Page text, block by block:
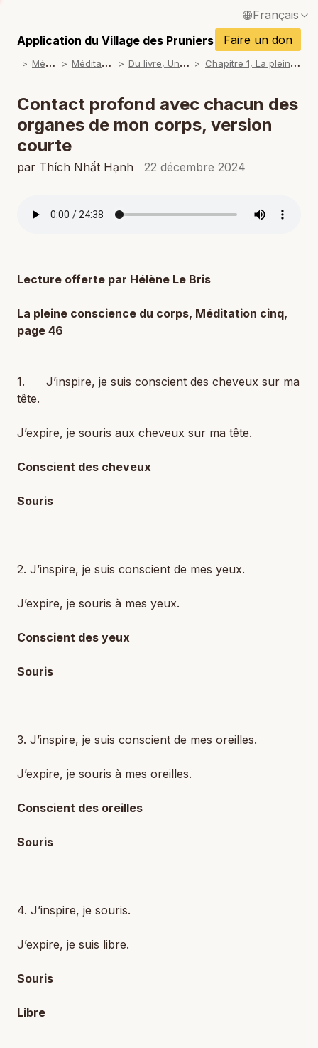
Français
English / Anglais
Español / Espagnol
Deutsch / Allemand
Italiano / Italien
ภาษาไทย / Thaï
Application du Village des Pruniers
Faire un don
M
éditations M
éditations guidées D
u livre, Un lotus s'épanouit C
hapitre 1, La pleine conscience du corps
Contact profond avec chacun des
organes de mon corps, version
courte
par Thích Nhất Hạnh 22 décembre 2024
Lecture offerte par Hélène Le Bris
La pleine conscience du corps, Méditation cinq,
page 46
1. J’inspire, je suis conscient des cheveux sur ma
tête.
J’expire, je souris aux cheveux sur ma tête.
Conscient des cheveux
Souris
2. J’inspire, je suis conscient de mes yeux.
J’expire, je souris à mes yeux.
Conscient des yeux
Souris
3. J’inspire, je suis conscient de mes oreilles.
J’expire, je souris à mes oreilles.
Conscient des oreilles
Souris
4. J’inspire, je souris.
J’expire, je suis libre.
Souris
Libre